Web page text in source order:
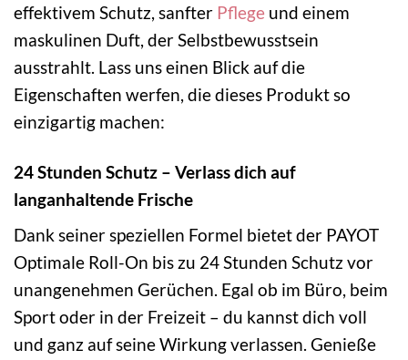
effektivem Schutz, sanfter Pflege und einem
maskulinen Duft, der Selbstbewusstsein
ausstrahlt. Lass uns einen Blick auf die
Eigenschaften werfen, die dieses Produkt so
einzigartig machen:
24 Stunden Schutz – Verlass dich auf
langanhaltende Frische
Dank seiner speziellen Formel bietet der PAYOT
Optimale Roll-On bis zu 24 Stunden Schutz vor
unangenehmen Gerüchen. Egal ob im Büro, beim
Sport oder in der Freizeit – du kannst dich voll
und ganz auf seine Wirkung verlassen. Genieße